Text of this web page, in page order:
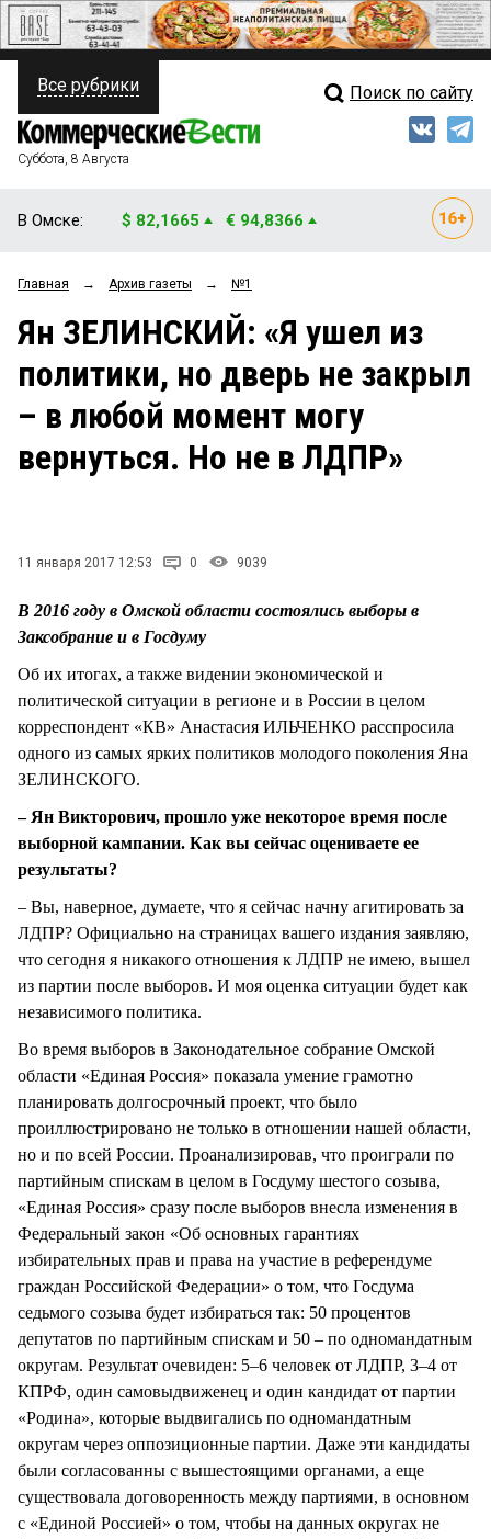
ПОЛИТИКА
ФИНАНСЫ
ОБЩЕСТВО
ЗАКОН
НОВОСТИ КОМПАНИЙ
Свежий выпуск
Рейтинги
Блоги
Архив
Все рубрики Поиск по сайту
Суббота, 8 Августа
В Омске: $ 82,1665 € 94,8366
Главная → Архив газеты → №1
Ян ЗЕЛИНСКИЙ: «Я ушел из
политики, но дверь не закрыл
– в любой момент могу
вернуться. Но не в ЛДПР»
11 января 2017 12:53 0 9039
В 2016 году в Омской области состоялись выборы в
Заксобрание и в Госдуму
Об их итогах, а также видении экономической и
политической ситуации в регионе и в России в целом
корреспондент «КВ» Анастасия ИЛЬЧЕНКО расспросила
одного из самых ярких политиков молодого поколения Яна
ЗЕЛИНСКОГО.
– Ян Викторович, прошло уже некоторое время после
выборной кампании. Как вы сейчас оцениваете ее
результаты?
– Вы, наверное, думаете, что я сейчас начну агитировать за
ЛДПР? Официально на страницах вашего издания заявляю,
что сегодня я никакого отношения к ЛДПР не имею, вышел
из партии после выборов. И моя оценка ситуации будет как
независимого политика.
Во время выборов в Законодательное собрание Омской
области «Единая Россия» показала умение грамотно
планировать долгосрочный проект, что было
проиллюстрировано не только в отношении нашей области,
но и по всей России. Проанализировав, что проиграли по
партийным спискам в целом в Госдуму шестого созыва,
«Единая Россия» сразу после выборов внесла изменения в
Федеральный закон «Об основных гарантиях
избирательных прав и права на участие в референдуме
граждан Российской Федерации» о том, что Госдума
седьмого созыва будет избираться так: 50 процентов
депутатов по партийным спискам и 50 – по одномандатным
округам. Результат очевиден: 5–6 человек от ЛДПР, 3–4 от
КПРФ, один самовыдвиженец и один кандидат от партии
«Родина», которые выдвигались по одномандатным
округам через оппозиционные партии. Даже эти кандидаты
были согласованны с вышестоящими органами, а еще
существовала договоренность между партиями, в основном
с «Единой Россией» о том, чтобы на данных округах не